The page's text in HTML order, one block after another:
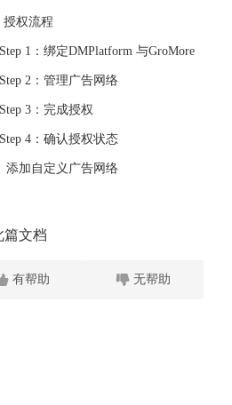
授权流程
Step 1：绑定DMPlatform 与GroMore
Step 2：管理广告网络
Step 3：完成授权
Step 4：确认授权状态
添加自定义广告网络
篇文档
有帮助 无帮助